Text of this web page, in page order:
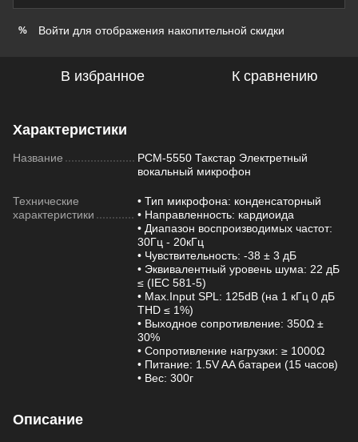
% Войти для отображения накопительной скидки
В избранное К сравнению
Характеристики
Название
PCM-5550 Такстар Электретный
вокальный микрофон
Технические
характеристики
• Тип микрофона: конденсаторный
• Направленность: кардиоида
• Диапазон воспроизводимых частот:
30Гц - 20кГц
• Чувствительность: -38 ± 3 дБ
• Эквивалентный уровень шума: 22 дБ
≤ (IEC 581-5)
• Max.Input SPL: 125dB (на 1 кГц 0 дБ
THD ≤ 1%)
• Выходное сопротивление: 350Ω ±
30%
• Сопротивление нагрузки: ≥ 1000Ω
• Питание: 1.5V AA батареи (15 часов)
• Вес: 300г
Описание